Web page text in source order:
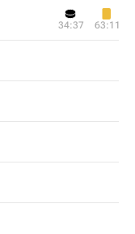
34:37 63:11